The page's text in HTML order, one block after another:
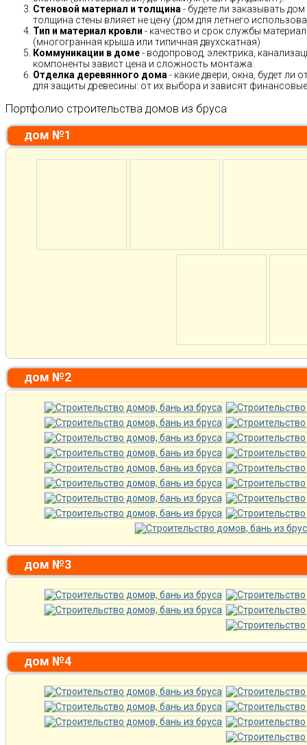
Стеновой материал и толщина - будете ли заказывать
толщина стены влияет не цену (дом для летнего
Тип и материал кровли - качество и срок службы
(многогранная крыша или типичная двухскатная)
Коммуникации в доме- водопровод, электрика,
компоненты завист цена и сложность монтажа.
Отделка деревянного дома - какие двери, окна, будет
для защиты древесины: от их выбора и зависят
Портфолио строительства домов из бруса
дом №1
дом №2
дом №3
дом №4